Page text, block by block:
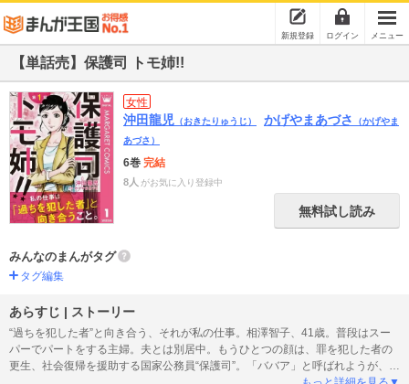
新規登録 ログイン メニュー
【単話売】保護司 トモ姉!!
女性
沖田龍児 （おきたりゅうじ） かげやまあづさ
（かげやま
あづさ）
6巻 完結
8人 がお気に入り登録中
無料試し読み
みんなのまんがタグ
タグ編集
あらすじ | ストーリー
“過ちを犯した者”と向き合う、それが私の仕事。相澤智子、41歳。普段はスー
パーでパートをする主婦。夫とは別居中。もうひとつの顔は、罪を犯した者の
更生、社会復帰を援助する国家公務員“保護司”。「ババア」と呼ばれようが、約